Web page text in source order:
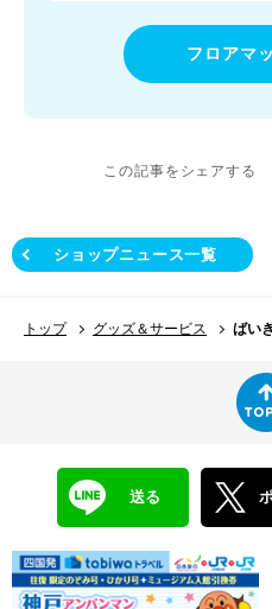
フロアマ
この記事をシェアする
ショップニュース一覧
トップ グッズ＆サービス ばい
送る